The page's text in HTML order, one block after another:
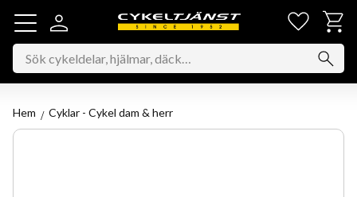
Meny
Hem Cyklar - Cykel dam & herr